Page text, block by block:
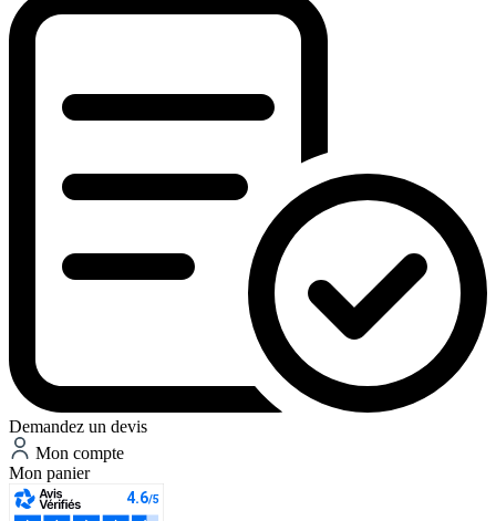
Demandez un devis
Mon compte
Mon panier